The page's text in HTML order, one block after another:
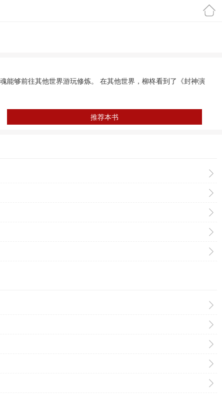
能够前往其他世界游玩修炼。 在其他世界，柳柊看到了《封神演
推荐本书